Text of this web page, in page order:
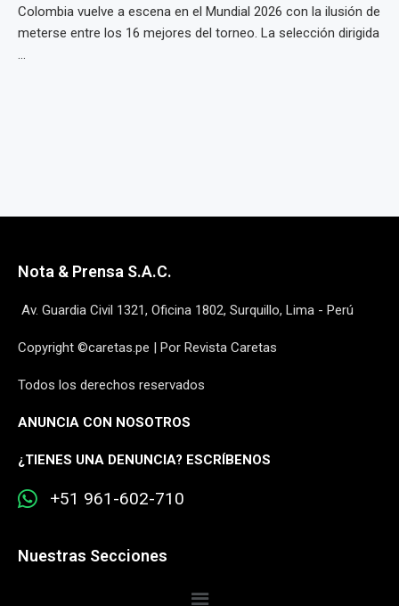
Colombia vuelve a escena en el Mundial 2026 con la ilusión de
meterse entre los 16 mejores del torneo. La selección dirigida
...
Nota & Prensa S.A.C.
Av. Guardia Civil 1321, Oficina 1802, Surquillo, Lima - Perú
Copyright ©caretas.pe | Por Revista Caretas
Todos los derechos reservados
ANUNCIA CON NOSOTROS
¿TIENES UNA DENUNCIA? ESCRÍBENOS
+51 961-602-710
Nuestras Secciones